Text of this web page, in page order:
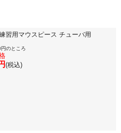
習用マウスピース チューバ用
のところ
(税込)